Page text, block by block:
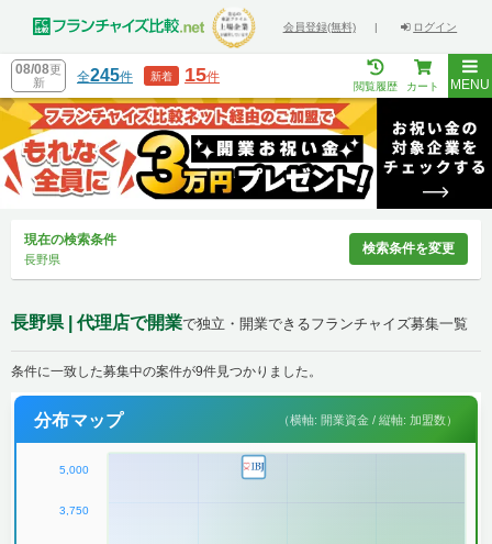
会員登録(無料) | ログイン
08/08更
新
全245件 新着 15件
閲覧履歴 カート MENU
現在の検索条件
長野県
検索条件を変更
長野県 | 代理店で開業で独立・開業できるフランチャイズ募集一覧
条件に一致した募集中の案件が9件見つかりました。
分布マップ （横軸: 開業資金 / 縦軸: 加盟数）
5,000
3,750